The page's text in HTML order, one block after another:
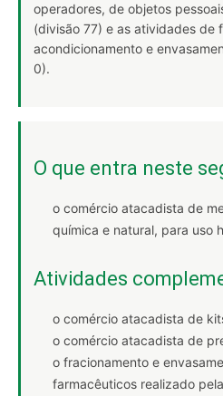
operadores, de objetos
(divisão 77) e as atividades de
acondicionamento e
0).
O que entra neste
o comércio atacadista de
química e natural, para uso
Atividades
o comércio atacadista de
o comércio atacadista de
o fracionamento e
farmacêuticos realizado